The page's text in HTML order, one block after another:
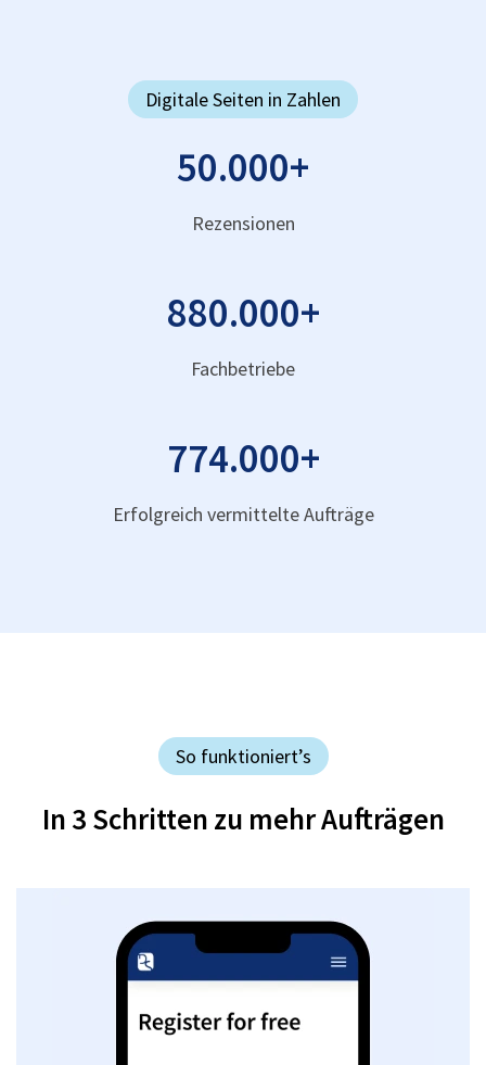
Digitale Seiten in Zahlen
50.000+
Rezensionen
880.000+
Fachbetriebe
774.000+
Erfolgreich vermittelte Aufträge
So funktioniert’s
In 3 Schritten zu mehr Aufträgen